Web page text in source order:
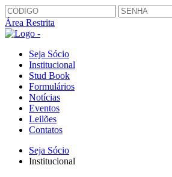
Área Restrita
Seja Sócio
Institucional
Stud Book
Formulários
Notícias
Eventos
Leilões
Contatos
Seja Sócio
Institucional